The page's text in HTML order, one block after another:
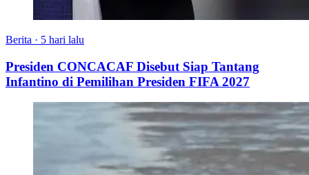
Berita · 5 hari lalu
Presiden CONCACAF Disebut Siap Tantang
Infantino di Pemilihan Presiden FIFA 2027